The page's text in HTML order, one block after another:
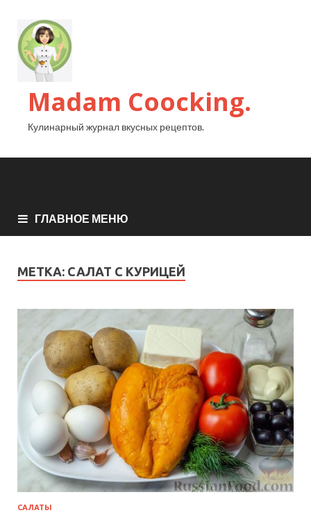
Madam Coocking.
Кулинарный журнал вкусных рецептов.
ГЛАВНОЕ МЕНЮ
МЕТКА: САЛАТ С КУРИЦЕЙ
САЛАТЫ